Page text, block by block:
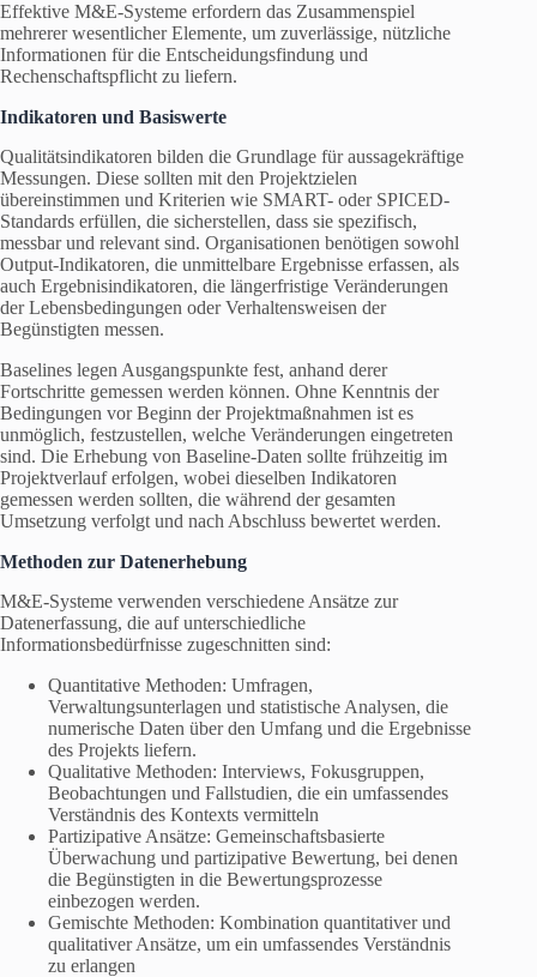
Effektive M&E-Systeme erfordern das Zusammenspiel
mehrerer wesentlicher Elemente, um zuverlässige, nützliche
Informationen für die Entscheidungsfindung und
Rechenschaftspflicht zu liefern.
Indikatoren und Basiswerte
Qualitätsindikatoren bilden die Grundlage für aussagekräftige
Messungen. Diese sollten mit den Projektzielen
übereinstimmen und Kriterien wie SMART- oder SPICED-
Standards erfüllen, die sicherstellen, dass sie spezifisch,
messbar und relevant sind. Organisationen benötigen sowohl
Output-Indikatoren, die unmittelbare Ergebnisse erfassen, als
auch Ergebnisindikatoren, die längerfristige Veränderungen
der Lebensbedingungen oder Verhaltensweisen der
Begünstigten messen.
Baselines legen Ausgangspunkte fest, anhand derer
Fortschritte gemessen werden können. Ohne Kenntnis der
Bedingungen vor Beginn der Projektmaßnahmen ist es
unmöglich, festzustellen, welche Veränderungen eingetreten
sind. Die Erhebung von Baseline-Daten sollte frühzeitig im
Projektverlauf erfolgen, wobei dieselben Indikatoren
gemessen werden sollten, die während der gesamten
Umsetzung verfolgt und nach Abschluss bewertet werden.
Methoden zur Datenerhebung
M&E-Systeme verwenden verschiedene Ansätze zur
Datenerfassung, die auf unterschiedliche
Informationsbedürfnisse zugeschnitten sind:
Quantitative Methoden: Umfragen,
Verwaltungsunterlagen und statistische Analysen, die
numerische Daten über den Umfang und die Ergebnisse
des Projekts liefern.
Qualitative Methoden: Interviews, Fokusgruppen,
Beobachtungen und Fallstudien, die ein umfassendes
Verständnis des Kontexts vermitteln
Partizipative Ansätze: Gemeinschaftsbasierte
Überwachung und partizipative Bewertung, bei denen
die Begünstigten in die Bewertungsprozesse
einbezogen werden.
Gemischte Methoden: Kombination quantitativer und
qualitativer Ansätze, um ein umfassendes Verständnis
zu erlangen